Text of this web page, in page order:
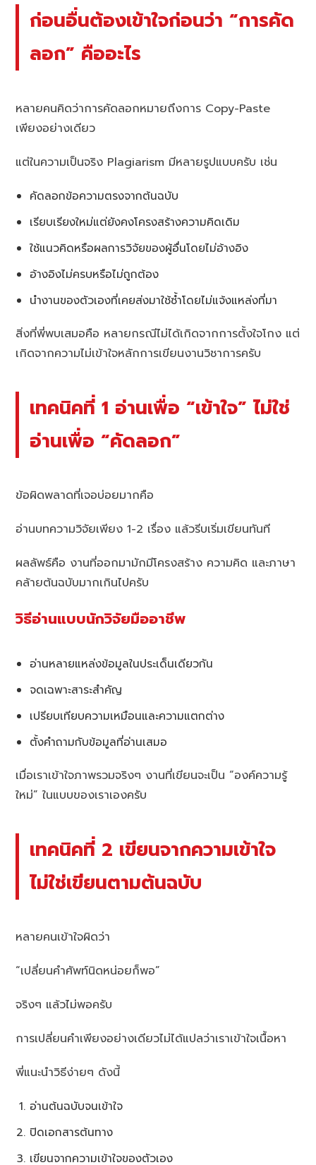
ก่อนอื่นต้องเข้าใจก่อนว่า “การคัด
ลอก” คืออะไร
หลายคนคิดว่าการคัดลอกหมายถึงการ Copy-Paste
เพียงอย่างเดียว
แต่ในความเป็นจริง Plagiarism มีหลายรูปแบบครับ เช่น
คัดลอกข้อความตรงจากต้นฉบับ
เรียบเรียงใหม่แต่ยังคงโครงสร้างความคิดเดิม
ใช้แนวคิดหรือผลการวิจัยของผู้อื่นโดยไม่อ้างอิง
อ้างอิงไม่ครบหรือไม่ถูกต้อง
นำงานของตัวเองที่เคยส่งมาใช้ซ้ำโดยไม่แจ้งแหล่งที่มา
สิ่งที่พี่พบเสมอคือ หลายกรณีไม่ได้เกิดจากการตั้งใจโกง แต่
เกิดจากความไม่เข้าใจหลักการเขียนงานวิชาการครับ
เทคนิคที่ 1 อ่านเพื่อ “เข้าใจ” ไม่ใช่
อ่านเพื่อ “คัดลอก”
ข้อผิดพลาดที่เจอบ่อยมากคือ
อ่านบทความวิจัยเพียง 1-2 เรื่อง แล้วรีบเริ่มเขียนทันที
ผลลัพธ์คือ งานที่ออกมามักมีโครงสร้าง ความคิด และภาษา
คล้ายต้นฉบับมากเกินไปครับ
วิธีอ่านแบบนักวิจัยมืออาชีพ
อ่านหลายแหล่งข้อมูลในประเด็นเดียวกัน
จดเฉพาะสาระสำคัญ
เปรียบเทียบความเหมือนและความแตกต่าง
ตั้งคำถามกับข้อมูลที่อ่านเสมอ
เมื่อเราเข้าใจภาพรวมจริงๆ งานที่เขียนจะเป็น “องค์ความรู้
ใหม่” ในแบบของเราเองครับ
เทคนิคที่ 2 เขียนจากความเข้าใจ
ไม่ใช่เขียนตามต้นฉบับ
หลายคนเข้าใจผิดว่า
“เปลี่ยนคำศัพท์นิดหน่อยก็พอ”
จริงๆ แล้วไม่พอครับ
การเปลี่ยนคำเพียงอย่างเดียวไม่ได้แปลว่าเราเข้าใจเนื้อหา
พี่แนะนำวิธีง่ายๆ ดังนี้
อ่านต้นฉบับจนเข้าใจ
ปิดเอกสารต้นทาง
เขียนจากความเข้าใจของตัวเอง